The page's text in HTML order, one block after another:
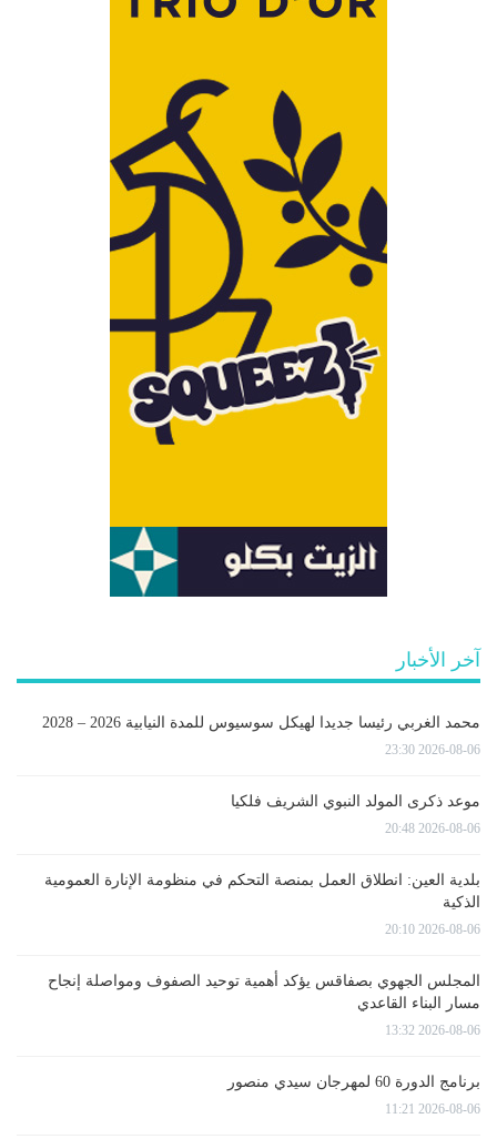
آخر الأخبار
محمد الغربي رئيسا جديدا لهيكل سوسيوس للمدة النيابية 2026 – 2028
2026-08-06 23:30
موعد ذكرى المولد النبوي الشريف فلكيا
2026-08-06 20:48
بلدية العين: انطلاق العمل بمنصة التحكم في منظومة الإنارة العمومية
الذكية
2026-08-06 20:10
المجلس الجهوي بصفاقس يؤكد أهمية توحيد الصفوف ومواصلة إنجاح
مسار البناء القاعدي
2026-08-06 13:32
برنامج الدورة 60 لمهرجان سيدي منصور
2026-08-06 11:21